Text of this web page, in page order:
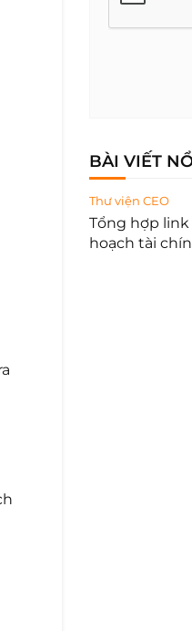
BÀI VIẾT
Thư viện CEO
Tổng hợp
hoạch tài